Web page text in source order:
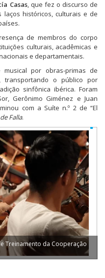
Casas, que fez o discurso de
históricos, culturais e de
de membros do corpo
culturais, acadêmicas e
e departamentais.
por obras-primas de
transportando o público por
sinfônica ibérica. Foram
Gerônimo Giménez e Juan
com a Suíte n.º 2 de “El
Falla.
Treinamento da Cooperação